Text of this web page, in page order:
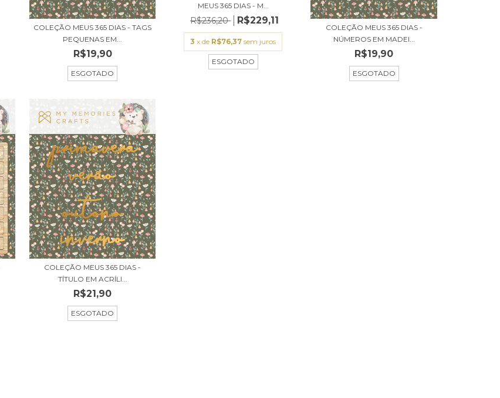
COLEÇÃO MEUS 365 DIAS - TAGS
PEQUENAS EM...
R$19,90
ESGOTADO
MEUS 365 DIAS - M...
R$236,20 R$229,11
3 x de R$76,37 sem juros
ESGOTADO
COLEÇÃO MEUS 365 DIAS -
NÚMEROS EM MADEI...
R$19,90
ESGOTADO
COLEÇÃO MEUS 365 DIAS -
TÍTULO EM ACRÍLI...
R$21,90
ESGOTADO